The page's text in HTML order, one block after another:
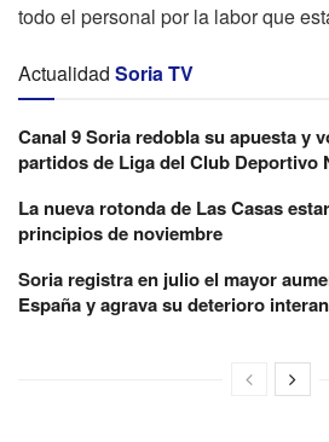
todo el personal por la labor que
Actualidad Soria TV
Canal 9 Soria redobla su apuesta y
partidos de Liga del Club Deportivo
La nueva rotonda de Las Casas
principios de noviembre
Soria registra en julio el mayor
España y agrava su deterioro